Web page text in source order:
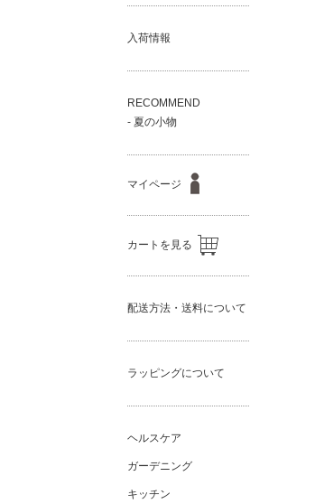
入荷情報
RECOMMEND
- 夏の小物
マイページ
カートを見る
配送方法・送料について
ラッピングについて
ヘルスケア
ガーデニング
キッチン